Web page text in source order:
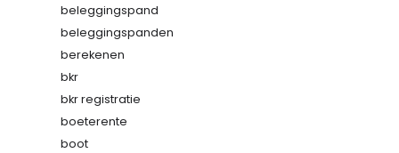
beleggingspand
beleggingspanden
berekenen
bkr
bkr registratie
boeterente
boot